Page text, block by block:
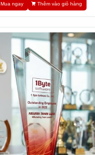
Mua ngay Thêm vào giỏ hàng